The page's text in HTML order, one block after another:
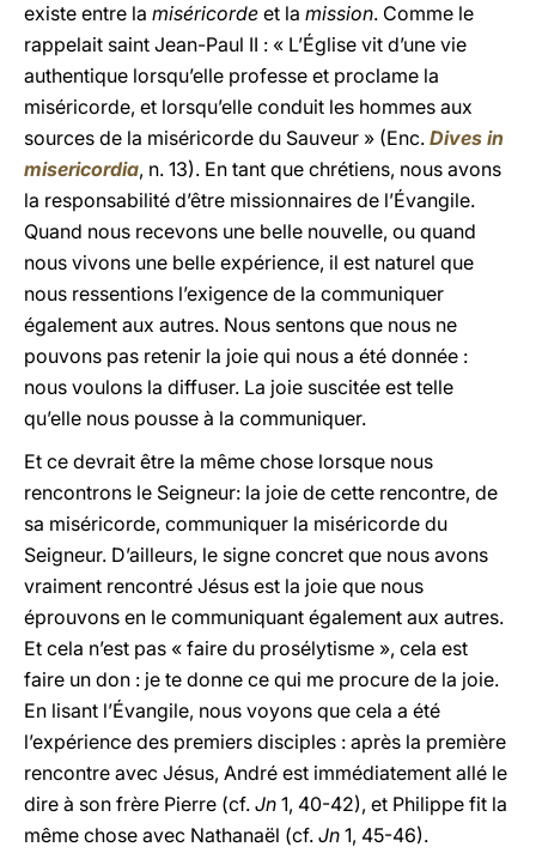
existe entre la miséricorde et la mission. Comme le
rappelait saint Jean-Paul II : « L’Église vit d’une vie
authentique lorsqu’elle professe et proclame la
miséricorde, et lorsqu’elle conduit les hommes aux
sources de la miséricorde du Sauveur » (Enc. Dives in
misericordia, n. 13). En tant que chrétiens, nous avons
la responsabilité d’être missionnaires de l’Évangile.
Quand nous recevons une belle nouvelle, ou quand
nous vivons une belle expérience, il est naturel que
nous ressentions l’exigence de la communiquer
également aux autres. Nous sentons que nous ne
pouvons pas retenir la joie qui nous a été donnée :
nous voulons la diffuser. La joie suscitée est telle
qu’elle nous pousse à la communiquer.
Et ce devrait être la même chose lorsque nous
rencontrons le Seigneur: la joie de cette rencontre, de
sa miséricorde, communiquer la miséricorde du
Seigneur. D’ailleurs, le signe concret que nous avons
vraiment rencontré Jésus est la joie que nous
éprouvons en le communiquant également aux autres.
Et cela n’est pas « faire du prosélytisme », cela est
faire un don : je te donne ce qui me procure de la joie.
En lisant l’Évangile, nous voyons que cela a été
l’expérience des premiers disciples : après la première
rencontre avec Jésus, André est immédiatement allé le
dire à son frère Pierre (cf. Jn 1, 40-42), et Philippe fit la
même chose avec Nathanaël (cf. Jn 1, 45-46).